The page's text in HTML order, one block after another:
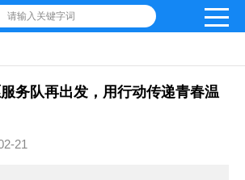
请输入关键字词
务队再出发，用行动传递青春温
21